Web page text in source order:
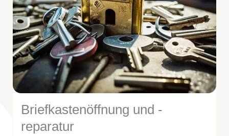
Briefkastenöffnung und -
reparatur